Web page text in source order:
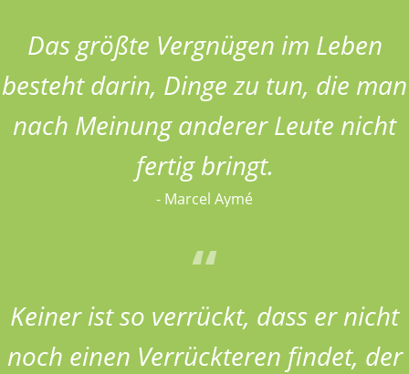
Das größte Vergnügen im Leben
besteht darin, Dinge zu tun, die man
nach Meinung anderer Leute nicht
fertig bringt.
- Marcel Aymé
Keiner ist so verrückt, dass er nicht
noch einen Verrückteren findet, der